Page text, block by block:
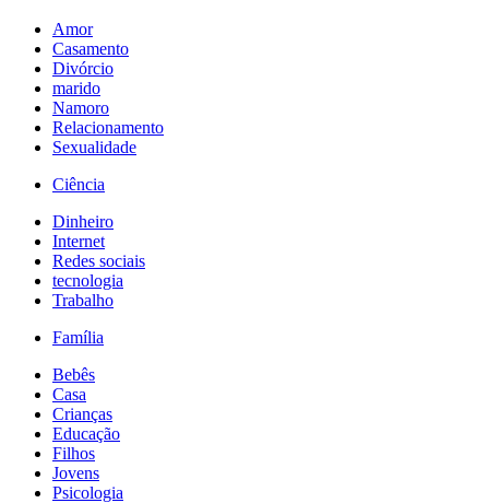
Amor
Casamento
Divórcio
marido
Namoro
Relacionamento
Sexualidade
Ciência
Dinheiro
Internet
Redes sociais
tecnologia
Trabalho
Família
Bebês
Casa
Crianças
Educação
Filhos
Jovens
Psicologia